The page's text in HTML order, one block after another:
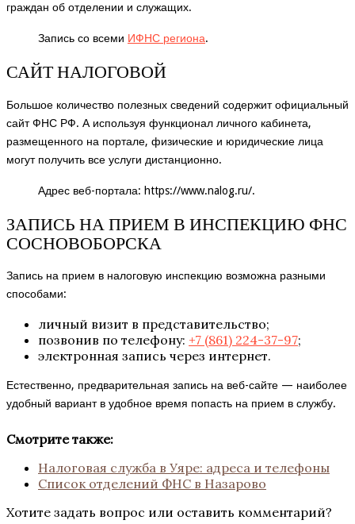
граждан об отделении и служащих.
Запись со всеми ИФНС региона.
САЙТ НАЛОГОВОЙ
Большое количество полезных сведений содержит официальный
сайт ФНС РФ. А используя функционал личного кабинета,
размещенного на портале, физические и юридические лица
могут получить все услуги дистанционно.
Адрес веб-портала: https://www.nalog.ru/.
ЗАПИСЬ НА ПРИЕМ В ИНСПЕКЦИЮ ФНС
СОСНОВОБОРСКА
Запись на прием в налоговую инспекцию возможна разными
способами:
личный визит в представительство;
позвонив по телефону: +7 (861) 224-37-97;
электронная запись через интернет.
Естественно, предварительная запись на веб-сайте — наиболее
удобный вариант в удобное время попасть на прием в службу.
Смотрите также:
Налоговая служба в Уяре: адреса и телефоны
Список отделений ФНС в Назарово
Хотите задать вопрос или оставить комментарий?